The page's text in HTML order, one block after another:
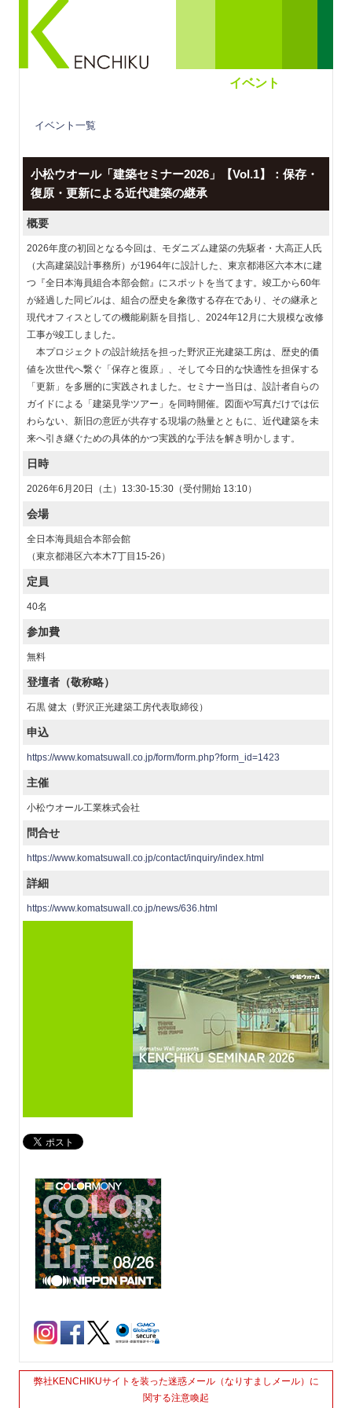
イベント
イベント一覧
小松ウオール「建築セミナー2026」【Vol.1】：保存・
復原・更新による近代建築の継承
概要
2026年度の初回となる今回は、モダニズム建築の先駆者・大高正人氏
（大高建築設計事務所）が1964年に設計した、東京都港区六本木に建
つ『全日本海員組合本部会館』にスポットを当てます。竣工から60年
が経過した同ビルは、組合の歴史を象徴する存在であり、その継承と
現代オフィスとしての機能刷新を目指し、2024年12月に大規模な改修
工事が竣工しました。
本プロジェクトの設計統括を担った野沢正光建築工房は、歴史的価
値を次世代へ繋ぐ「保存と復原」、そして今日的な快適性を担保する
「更新」を多層的に実践されました。セミナー当日は、設計者自らの
ガイドによる「建築見学ツアー」を同時開催。図面や写真だけでは伝
わらない、新旧の意匠が共存する現場の熱量とともに、近代建築を未
来へ引き継ぐための具体的かつ実践的な手法を解き明かします。
日時
2026年6月20日（土）13:30-15:30（受付開始 13:10）
会場
全日本海員組合本部会館
（東京都港区六本木7丁目15-26）
定員
40名
参加費
無料
登壇者（敬称略）
石黒 健太（野沢正光建築工房代表取締役）
申込
https://www.komatsuwall.co.jp/form/form.php?form_id=1423
主催
小松ウオール工業株式会社
問合せ
https://www.komatsuwall.co.jp/contact/inquiry/index.html
詳細
https://www.komatsuwall.co.jp/news/636.html
弊社KENCHIKUサイトを装った迷惑メール（なりすましメール）に
関する注意喚起